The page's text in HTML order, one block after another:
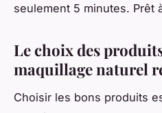
seulement 5 minutes. Prêt
Le choix des
maquillage naturel
Choisir les bons produits